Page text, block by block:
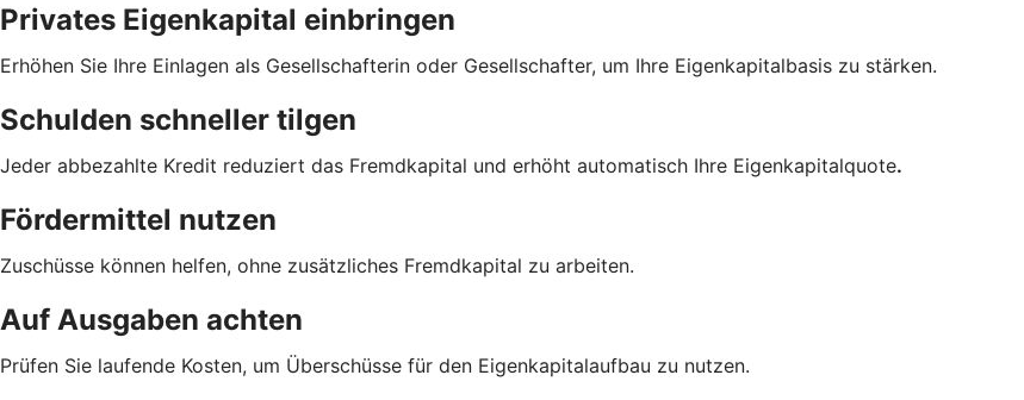
Privates Eigenkapital einbringen
Erhöhen Sie Ihre Einlagen als Gesellschafterin oder Gesellschafter, um Ihre Eigenkapitalbasis zu stärken.
Schulden schneller tilgen
Jeder abbezahlte Kredit reduziert das Fremdkapital und erhöht automatisch Ihre Eigenkapitalquote.
Fördermittel nutzen
Zuschüsse können helfen, ohne zusätzliches Fremdkapital zu arbeiten.
Auf Ausgaben achten
Prüfen Sie laufende Kosten, um Überschüsse für den Eigenkapitalaufbau zu nutzen.